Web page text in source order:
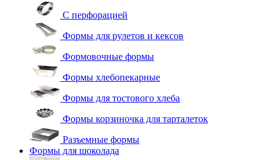
С перфорацией
Формы для рулетов и кексов
Формовочные формы
Формы хлебопекарные
Формы для тостового хлеба
Формы корзиночка для тарталеток
Разъемные формы
Формы для шоколада